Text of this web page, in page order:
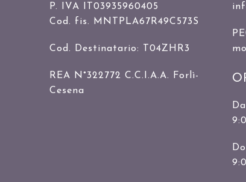
P. IVA IT03935960405
Cod. fis. MNTPLA67R49C573S
Cod. Destinatario: T04ZHR3
REA N°322772 C.C.I.A.A. Forlì-
Cesena